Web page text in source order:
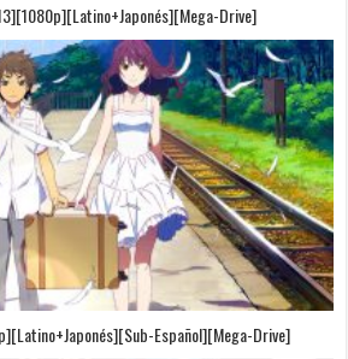
Drive]
Español][Mega-Drive]